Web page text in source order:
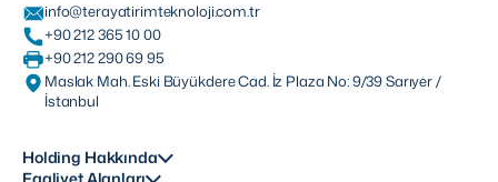
info@terayatirimteknoloji.com.tr
+90 212 365 10 00
+90 212 290 69 95
Maslak Mah. Eski Büyükdere Cad. İz Plaza No: 9/39 Sarıyer /
İstanbul
Holding Hakkında